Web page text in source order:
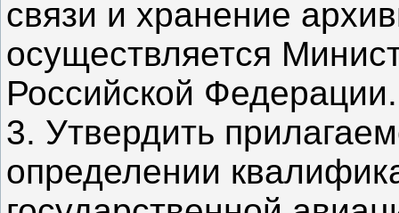
связи и хранение
осуществляется
Российской Федерации.
3. Утвердить
определении